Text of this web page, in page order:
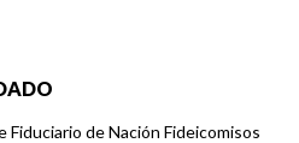
Fiduciario de Nación Fideicomisos